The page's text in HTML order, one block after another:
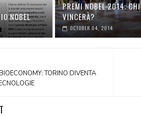
NOBEL
PREMI NOBEL 2014: CHI
VINCERÀ?
OCTOBER 04, 2014
TORINO DIVENTA